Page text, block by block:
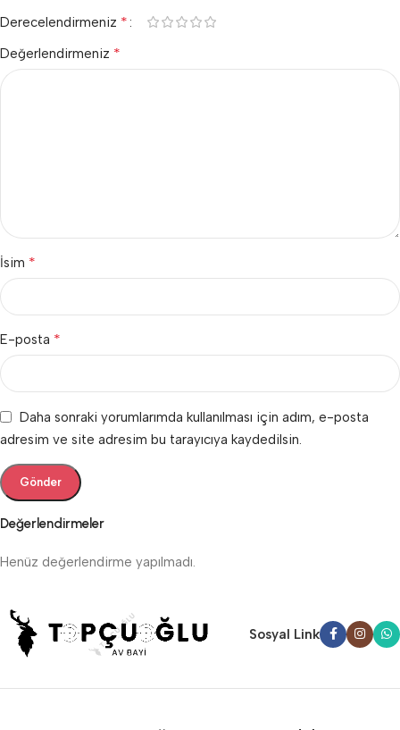
Değerlendirmeler
Henüz değerlendirme yapılmadı.
Derecelendirmeniz *
Değerlendirmeniz *
İsim *
E-posta *
Daha sonraki yorumlarımda kullanılması için adım, e-posta
adresim ve site adresim bu tarayıcıya kaydedilsin.
Sosyal Link